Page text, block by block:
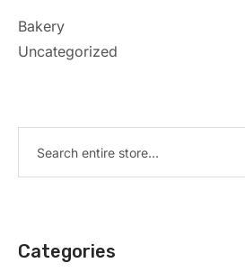
Bakery
Uncategorized
Categories